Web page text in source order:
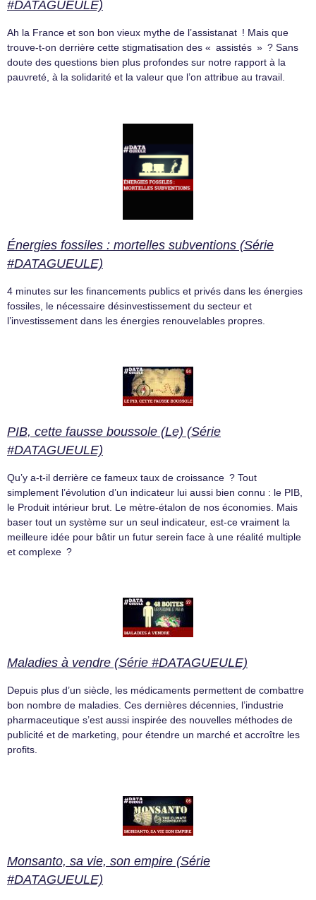
#DATAGUEULE)
Ah la France et son bon vieux mythe de l’assistanat ! Mais que
trouve-t-on derrière cette stigmatisation des « assistés » ? Sans
doute des questions bien plus profondes sur notre rapport à la
pauvreté, à la solidarité et la valeur que l’on attribue au travail.
Énergies fossiles : mortelles subventions (Série
#DATAGUEULE)
4 minutes sur les financements publics et privés dans les énergies
fossiles, le nécessaire désinvestissement du secteur et
l’investissement dans les énergies renouvelables propres.
PIB, cette fausse boussole (Le) (Série
#DATAGUEULE)
Qu’y a-t-il derrière ce fameux taux de croissance ? Tout
simplement l’évolution d’un indicateur lui aussi bien connu : le PIB,
le Produit intérieur brut. Le mètre-étalon de nos économies. Mais
baser tout un système sur un seul indicateur, est-ce vraiment la
meilleure idée pour bâtir un futur serein face à une réalité multiple
et complexe ?
Maladies à vendre (Série #DATAGUEULE)
Depuis plus d’un siècle, les médicaments permettent de combattre
bon nombre de maladies. Ces dernières décennies, l’industrie
pharmaceutique s’est aussi inspirée des nouvelles méthodes de
publicité et de marketing, pour étendre un marché et accroître les
profits.
Monsanto, sa vie, son empire (Série
#DATAGUEULE)